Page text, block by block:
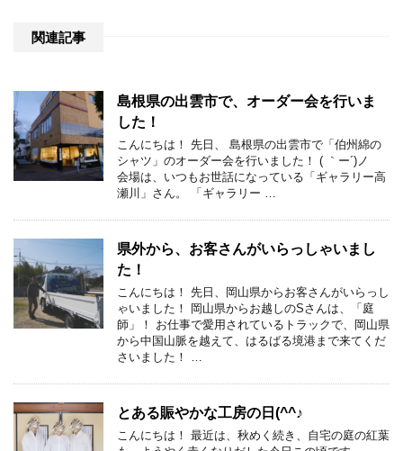
関連記事
島根県の出雲市で、オーダー会を行いま
した！
こんにちは！ 先日、 島根県の出雲市で「伯州綿の
シャツ」のオーダー会を行いました！ ( ｀ー´)ノ
会場は、いつもお世話になっている「ギャラリー高
瀬川」さん。 「ギャラリー …
県外から、お客さんがいらっしゃいまし
た！
こんにちは！ 先日、岡山県からお客さんがいらっし
ゃいました！ 岡山県からお越しのSさんは、「庭
師」！ お仕事で愛用されているトラックで、岡山県
から中国山脈を越えて、はるばる境港まで来てくだ
さいました！ …
とある賑やかな工房の日(^^♪
こんにちは！ 最近は、秋めく続き、自宅の庭の紅葉